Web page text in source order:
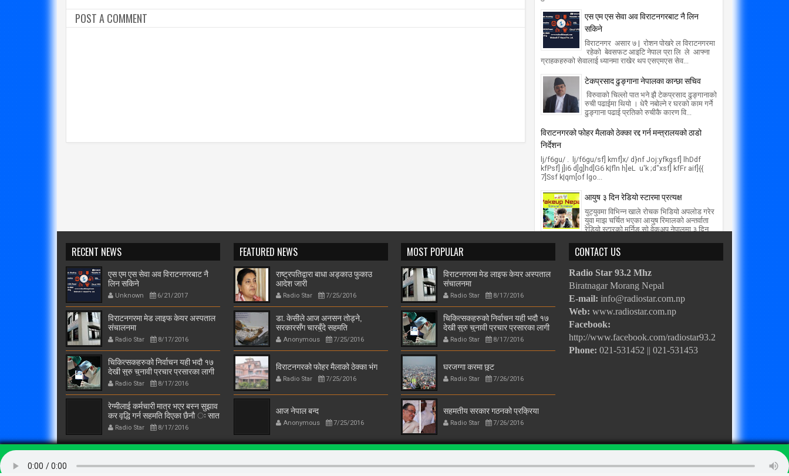
POST A COMMENT
एस एम एस सेवा अव विराटनगरबाट नै लिन
सकिने
विराटनगर असार ७ | रोशन पोखरे ल विराटनगरमा
रहेको बेवसफट आइटि नेपाल प्रा लि ले आफ्ना
ग्राहकहरुको सेवालाई ध्यानमा राखेर थप एसएमएस सेव...
टेकप्रसाद ढुङ्गाना नेपालका कान्छा सचिव
विरुवाको चिल्लो पात भने झै टेकप्रसाद ढुङ्गानाको
रुची पढाईमा थियो । धेरै नबोल्ने र घरको काम गर्ने
ढुङ्गाना पढाई प्रतिको रुचीकै कारण वि...
विराटनगरको फोहर मैलाको ठेक्का रद्द गर्न मन्त्रालयको ठाडो
निर्देशन
lj/f6gu/ . lj/f6gu/sf] kmf]x/ d}nf Joj:yfkgsf] lhDdf
kfPsf] j]i6 d]g]hd]G6 k|fln h]eL u'k ;d"xsf] kfFr aif]{{
7]Ssf k|qm[of lgo...
आयुष ३ दिन रेडियो स्टारमा प्रत्यक्ष
युट्युवमा विभिन्न खाले रोचक भिडियो अपलोड गरेर
युवा माझ चर्चित भएका आयुष रिमालको अन्तर्वाता
रेडियो स्टारको मर्निङ सो वेकअप नेपालमा ३ दिन
RECENT NEWS
एस एम एस सेवा अव विराटनगरबाट नै
लिन सकिने
Unknown 6/21/2017
विराटनगरमा मेड लाइफ केयर अस्पताल
संचालनमा
Radio Star 8/17/2016
चिकित्सकहरुको निर्वाचन यही भदौ १७
देखी सुरु चुनावी प्रचार प्रसारका लागी
टोली विराटनगरमा
Radio Star 8/17/2016
रेग्मीलाई कर्मचारी मात्र भएर बस्न सुझाव
कर वृद्धि गर्न सहमति दिएका छैनौ ः सात
दलRadio Star 8/17/2016
FEATURED NEWS
राष्ट्रपतिद्वारा बाधा अड्काउ फुकाउ
आदेश जारी
Radio Star 7/25/2016
डा. केसीले आज अनसन तोड्ने,
सरकारसँग चारबुँदे सहमति
Anonymous 7/25/2016
विराटनगरको फोहर मैलाको ठेक्का भंग
Radio Star 7/25/2016
आज नेपाल बन्द
Anonymous 7/25/2016
MOST POPULAR
विराटनगरमा मेड लाइफ केयर अस्पताल
संचालनमा
Radio Star 8/17/2016
चिकित्सकहरुको निर्वाचन यही भदौ १७
देखी सुरु चुनावी प्रचार प्रसारका लागी
टोली विराटनगरमा
Radio Star 8/17/2016
घरजग्गा करमा छुट
Radio Star 7/26/2016
सहमतीय सरकार गठनको प्रक्रिया
Radio Star 7/26/2016
CONTACT US
Radio Star 93.2 Mhz
Biratnagar Morang Nepal
E-mail: info@radiostar.com.np
Web: www.radiostar.com.np
Facebook:
http://www.facebook.com/radiostar93.2
Phone: 021-531452 || 021-531453